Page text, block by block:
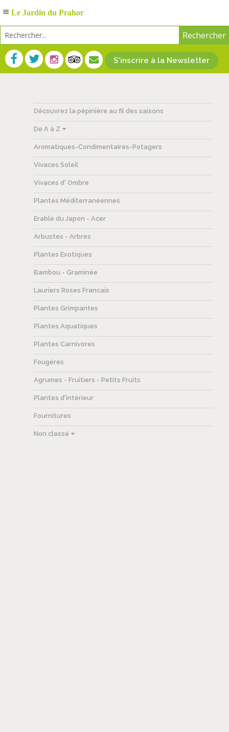
S'inscrire à la Newsletter
Découvrez la pépinière au fil des saisons
De A à Z
Aromatiques-Condimentaires-Potagers
Vivaces Soleil
Vivaces d' Ombre
Plantes Méditerranéennes
Erable du Japon - Acer
Arbustes - Arbres
Plantes Exotiques
Bambou - Graminée
Lauriers Roses Francais
Plantes Grimpantes
Plantes Aquatiques
Plantes Carnivores
Fougères
Agrumes - Fruitiers - Petits Fruits
Plantes d'intérieur
Fournitures
Non classé
Le Jardin du Prahor